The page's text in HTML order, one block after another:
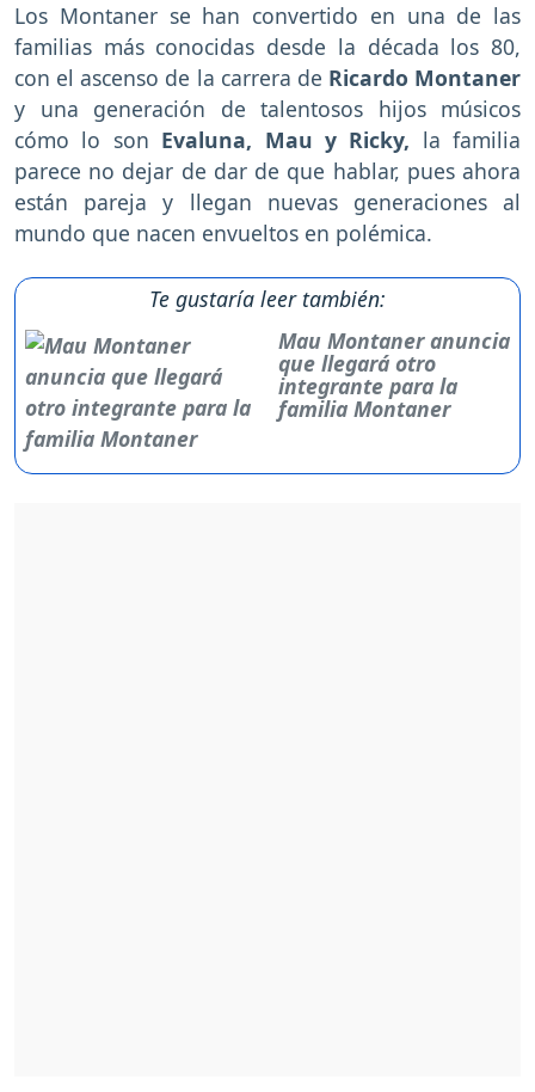
Los Montaner se han convertido en una de las
familias más conocidas desde la década los 80,
con el ascenso de la carrera de Ricardo Montaner
y una generación de talentosos hijos músicos
cómo lo son Evaluna, Mau y Ricky, la familia
parece no dejar de dar de que hablar, pues ahora
están pareja y llegan nuevas generaciones al
mundo que nacen envueltos en polémica.
Te gustaría leer también:
Mau Montaner anuncia
que llegará otro
integrante para la
familia Montaner